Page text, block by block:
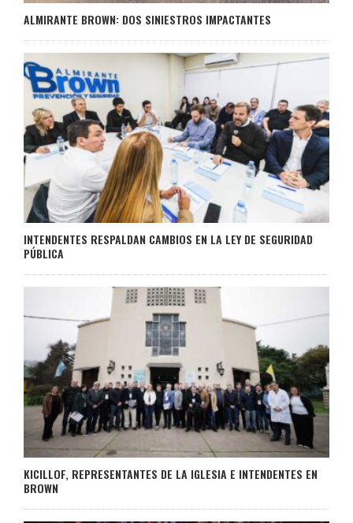
ALMIRANTE BROWN: DOS SINIESTROS IMPACTANTES
INTENDENTES RESPALDAN CAMBIOS EN LA LEY DE SEGURIDAD
PÚBLICA
KICILLOF, REPRESENTANTES DE LA IGLESIA E INTENDENTES EN
BROWN